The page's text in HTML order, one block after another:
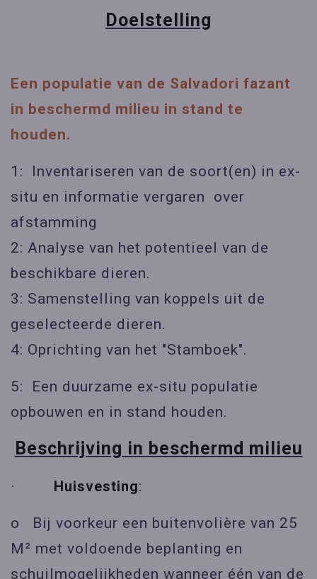
Doelstelling
Een populatie van de Salvadori fazant
in beschermd milieu in stand te
houden.
1: Inventariseren van de soort(en) in ex-
situ en informatie vergaren over
afstamming
2: Analyse van het potentieel van de
beschikbare dieren.
3: Samenstelling van koppels uit de
geselecteerde dieren.
4: Oprichting van het "Stamboek".
5: Een duurzame ex-situ populatie
opbouwen en in stand houden.
Beschrijving in beschermd milieu
· Huisvesting:
o Bij voorkeur een buitenvolière van 25
M² met voldoende beplanting en
schuilmogelijkheden wanneer één van de